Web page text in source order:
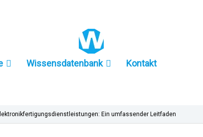
Wissensdatenbank Kontakt
Ein umfassender Leitfaden